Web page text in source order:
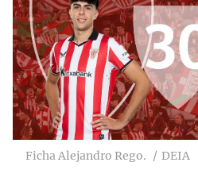
Ficha Alejandro Rego. DEIA